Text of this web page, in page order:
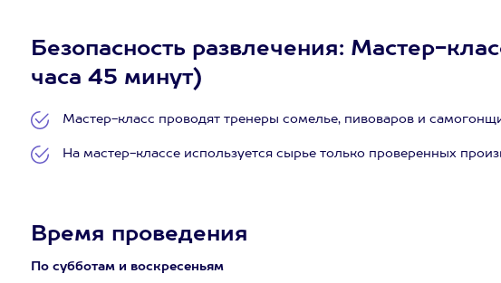
Безопасность развлечения: Мастер-
часа 45 минут)
Мастер-класс проводят тренеры сомелье, пивоваров и
На мастер-классе используется сырье только проверенных
Время проведения
По субботам и воскресеньям